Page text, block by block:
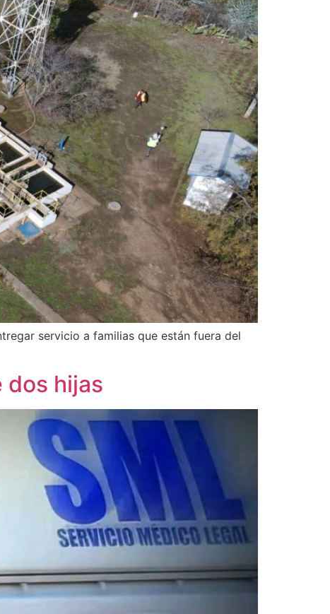
servicio a familias que están fuera del
dos hijas